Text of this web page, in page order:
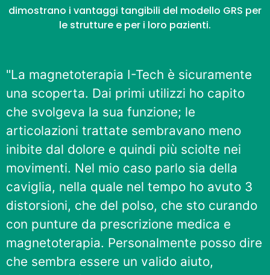
dimostrano i vantaggi tangibili del modello GRS per
le strutture e per i loro pazienti.
"La magnetoterapia I-Tech è sicuramente
una scoperta. Dai primi utilizzi ho capito
che svolgeva la sua funzione; le
articolazioni trattate sembravano meno
inibite dal dolore e quindi più sciolte nei
movimenti. Nel mio caso parlo sia della
caviglia, nella quale nel tempo ho avuto 3
distorsioni, che del polso, che sto curando
con punture da prescrizione medica e
magnetoterapia. Personalmente posso dire
che sembra essere un valido aiuto,